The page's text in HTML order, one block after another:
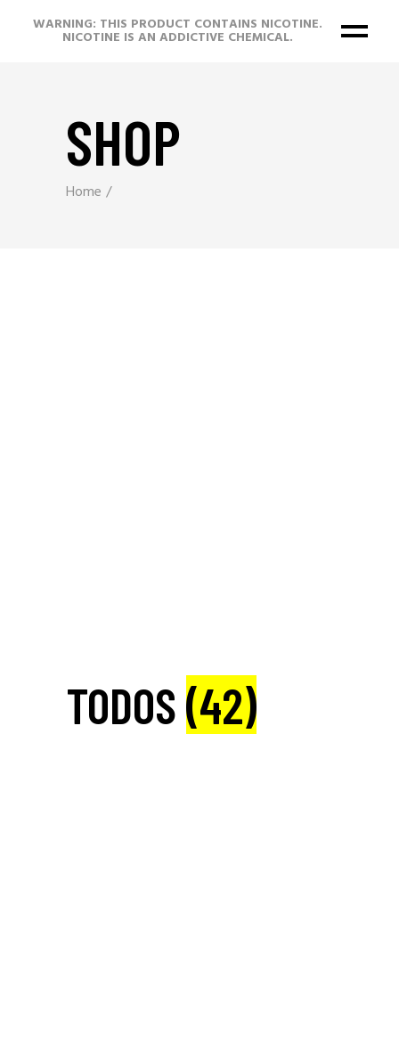
WARNING: THIS PRODUCT CONTAINS NICOTINE.
NICOTINE IS AN ADDICTIVE CHEMICAL.
SHOP
Home
TODOS(42)